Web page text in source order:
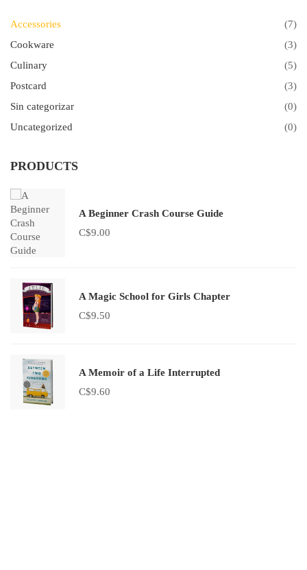
Accessories
(7)
Cookware
(3)
Culinary
(5)
Postcard
(3)
Sin categorizar
(0)
Uncategorized
(0)
PRODUCTS
A Beginner Crash Course Guide
C$9.00
A Magic School for Girls Chapter
C$9.50
A Memoir of a Life Interrupted
C$9.60